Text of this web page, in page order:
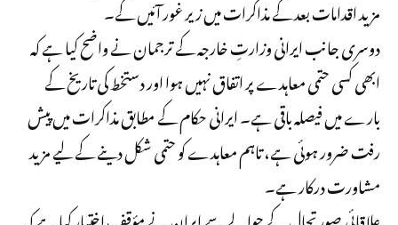
مزید اقدامات بعد کے مذاکرات میں زیر غور آئیں گے۔
دوسری جانب ایرانی وزارتِ خارجہ کے ترجمان نے واضح کیا ہے کہ
ابھی کسی حتمی معاہدے پر اتفاق نہیں ہوا اور دستخط کی تاریخ کے
بارے میں فیصلہ باقی ہے۔ ایرانی حکام کے مطابق مذاکرات میں پیش
رفت ضرور ہوئی ہے، تاہم معاہدے کو حتمی شکل دینے کے لیے مزید
مشاورت درکار ہے۔